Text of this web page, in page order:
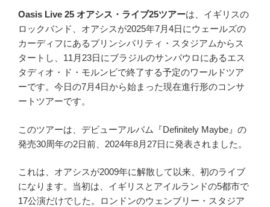
Oasis Live 25 オアシス・ライブ25ツアーは、イギリスの
ロックバンド、オアシスが2025年7月4日にウェールズの
カーディフにあるプリンシパリティ・スタジアムからス
タートし、11月23日にブラジルのサンパウロにあるエス
タディオ・ド・モルンビで終了する予定のワールドツア
ーです。今日の7月4日から始まった現在進行形のコンサ
ートツアーです。
このツアーは、デビューアルバム『Definitely Maybe』の
発売30周年の2日前、2024年8月27日に発表されました。
これは、オアシスが2009年に解散して以来、初のライブ
になります。当初は、イギリスとアイルランドの5都市で
17公演だけでした。ロンドンのウェンブリー・スタジア